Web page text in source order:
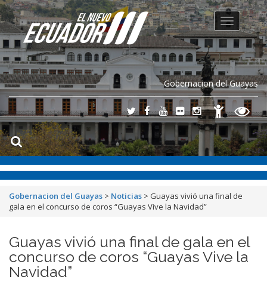
Gobernacion del Guayas
Toggle
navigation
Gobernacion del Guayas > Noticias > Guayas vivió una final de
gala en el concurso de coros “Guayas Vive la Navidad”
Guayas vivió una final de gala en el
concurso de coros “Guayas Vive la
Navidad”